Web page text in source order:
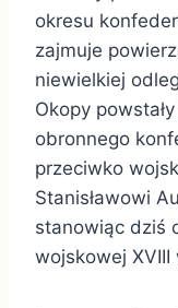
okresu
zajmuje
niewielkiej
Okopy
obronnego
przeciwko
Stanisławowi
stanowiąc dziś
wojskowej XVIII